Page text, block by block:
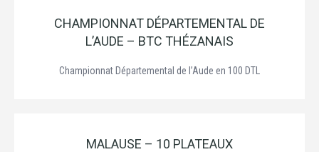
CHAMPIONNAT DÉPARTEMENTAL DE
L’AUDE – BTC THÉZANAIS
Championnat Départemental de l’Aude en 100 DTL
MALAUSE – 10 PLATEAUX